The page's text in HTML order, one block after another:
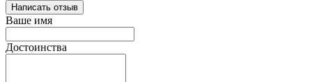
Написать отзыв
Ваше имя
Достоинства